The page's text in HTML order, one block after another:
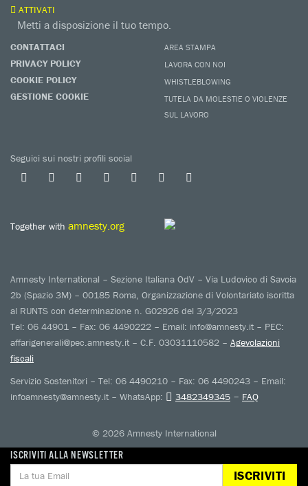
ISCRIVITI ALLA NEWSLETTER
ISCRIVITI
ATTIVATI
Metti a disposizione il tuo tempo.
CONTATTACI
PRIVACY POLICY
COOKIE POLICY
GESTIONE COOKIE
AREA STAMPA
LAVORA CON NOI
WHISTLEBLOWING
TUTELA DA MOLESTIE O VIOLENZE
SUL LAVORO
Seguici sui nostri profili social
Together with amnesty.org
Amnesty International – Sezione Italiana OdV – Via Ludovico di Savoia
2b (Spazio 3M) – 00185 Roma, Organizzazione di Volontariato iscritta
al RUNTS con determinazione n. G02926 del 3/3/2023
Tel: 06 44901 – Fax: 06 4490222 – Email: info@amnesty.it – PEC:
affarigenerali@pec.amnesty.it – C.F. 03031110582 – Agevolazioni
fiscali
Servizio Sostenitori – Tel: 06 4490210 – Fax: 06 4490243 – Email:
infoamnesty@amnesty.it – WhatsApp:
3482349345 – FAQ
© 2026 Amnesty International